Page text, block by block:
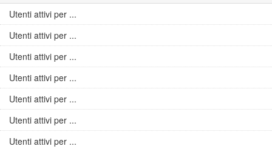
Utenti attivi per ...
Utenti attivi per ...
Utenti attivi per ...
Utenti attivi per ...
Utenti attivi per ...
Utenti attivi per ...
Utenti attivi per ...